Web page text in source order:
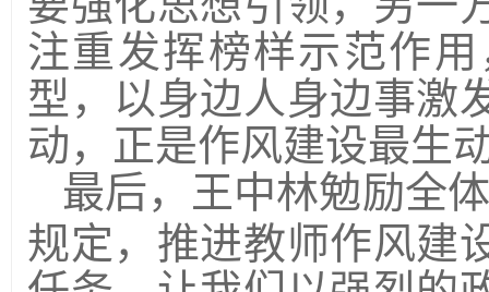
注重发挥榜样示范作
型，以身边人身边事激
动，正是作风建设最生
最后，王中林勉励全
规定 ，推进教师作风建